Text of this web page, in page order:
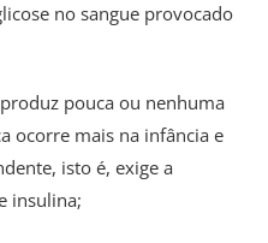
no sangue provocado
pouca ou nenhuma
ocorre mais na infância e
isto é, exige a
insulina;